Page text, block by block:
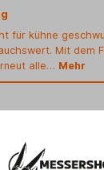
für kühne
Mit dem
alle… Mehr